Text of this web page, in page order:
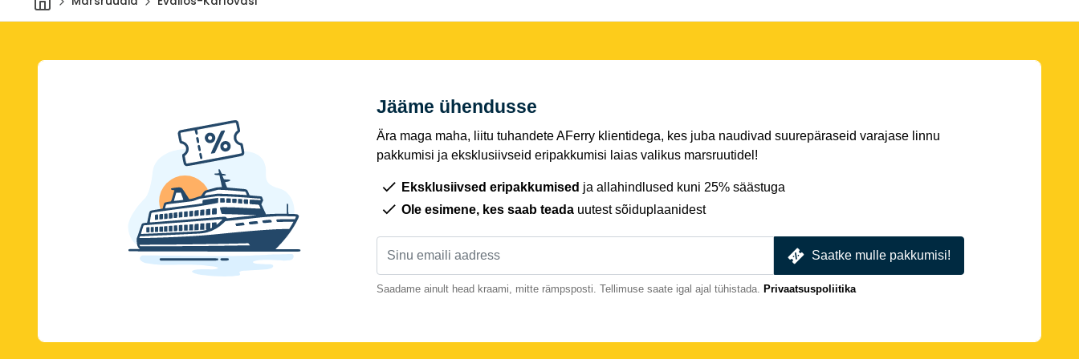
Jääme ühendusse
Ära maga maha, liitu tuhandete AFerry klientidega, kes juba naudivad suurepäraseid varajase linnu
pakkumisi ja eksklusiivseid eripakkumisi laias valikus marsruutidel!
Eksklusiivsed eripakkumised ja allahindlused kuni 25% säästuga
Ole esimene, kes saab teada uutest sõiduplaanidest
Saatke mulle pakkumisi!
Saadame ainult head kraami, mitte rämpsposti. Tellimuse saate igal ajal tühistada. Privaatsuspoliitika